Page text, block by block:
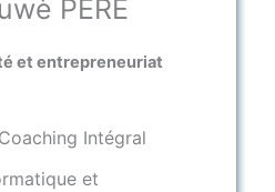
PERE
et entrepreneuriat
Intégral
et